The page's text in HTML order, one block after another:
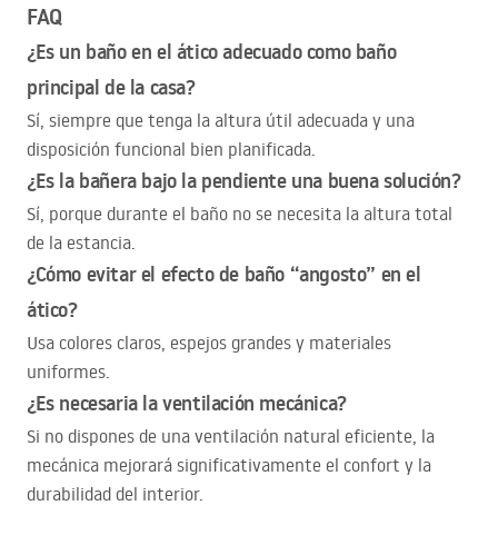
FAQ
¿Es un baño en el ático adecuado como baño
principal de la casa?
Sí, siempre que tenga la altura útil adecuada y una
disposición funcional bien planificada.
¿Es la bañera bajo la pendiente una buena solución?
Sí, porque durante el baño no se necesita la altura total
de la estancia.
¿Cómo evitar el efecto de baño “angosto” en el
ático?
Usa colores claros, espejos grandes y materiales
uniformes.
¿Es necesaria la ventilación mecánica?
Si no dispones de una ventilación natural eficiente, la
mecánica mejorará significativamente el confort y la
durabilidad del interior.